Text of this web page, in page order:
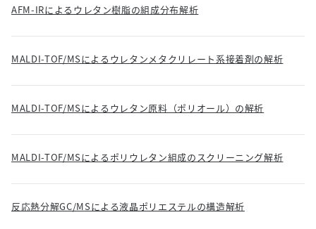
AFM-IRによるウレタン樹脂の組成分布解析
MALDI-TOF/MSによるウレタンメタクリレート系接着剤の解析
MALDI-TOF/MSによるウレタン原料（ポリオール）の解析
MALDI-TOF/MSによるポリウレタン組成のスクリーニング解析
反応熱分解GC/MSによる液晶ポリエステルの構造解析